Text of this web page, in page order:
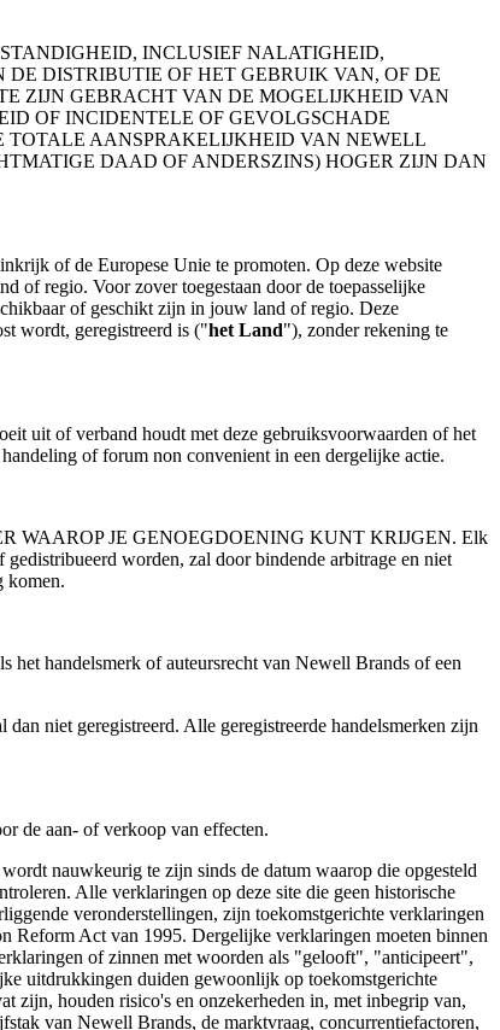
INCLUSIEF NALATIGHEID,
DISTRIBUTIE OF HET GEBRUIK VAN, OF DE
ZIJN GEBRACHT VAN DE MOGELIJKHEID VAN
OF INCIDENTELE OF GEVOLGSCHADE
TOTALE AANSPRAKELIJKHEID VAN NEWELL
DAAD OF ANDERSZINS) HOGER ZIJN DAN
of de Europese Unie te promoten. Op deze website
of regio. Voor zover toegestaan door de toepasselijke
of geschikt zijn in jouw land of regio. Deze
wordt, geregistreerd is ("het Land"), zonder rekening te
uit of verband houdt met deze gebruiksvoorwaarden of het
of forum non convenient in een dergelijke actie.
WAAROP JE GENOEGDOENING KUNT KRIJGEN. Elk
worden, zal door bindende arbitrage en niet
komen.
het handelsmerk of auteursrecht van Newell Brands of een
niet geregistreerd. Alle geregistreerde handelsmerken zijn
de aan- of verkoop van effecten.
nauwkeurig te zijn sinds de datum waarop die opgesteld
Alle verklaringen op deze site die geen historische
veronderstellingen, zijn toekomstgerichte verklaringen
Reform Act van 1995. Dergelijke verklaringen moeten binnen
of zinnen met woorden als "gelooft", "anticipeert",
uitdrukkingen duiden gewoonlijk op toekomstgerichte
zijn, houden risico's en onzekerheden in, met inbegrip van,
van Newell Brands, de marktvraag, concurrentiefactoren,